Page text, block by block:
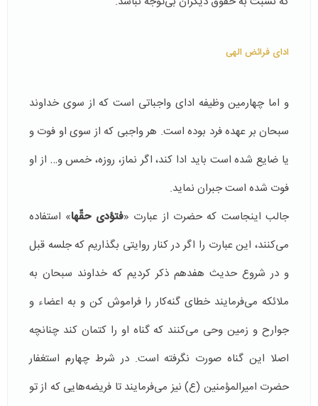
ادای فرائض الهی
و اما چهارمین وظیفه ادای واجباتی است كه از سوی خداوند
سبحان بر عهده فرد بوده است. هر واجبی كه از سوی او فوت و
یا ضایع شده است باید ادا كند، اگر نماز، روزه، خمس و… از او
فوت شده است جبران نماید.
جالب اینجاست كه حضرت از عبارت «فتؤدی حقّها» استفاده
می‌كنند، این عبارت را اگر در كنار روایتی بگذاریم كه جلسه قبل
و در شروع حدیث هفدهم ذكر كردیم كه خداوند سبحان به
ملائكه می‌فرمایند خطای گنه‌كار را فراموش كن و به اعضاء و
جوارح و زمین وحی می‌كنند كه گناه او را كتمان كند چنانچه
اصلا این گناه صورت نگرفته است. در شرط چهارم استغفار
حضرت امیرالمؤمنین (ع) نیز می‌فرمایند تا فریضه‌هایی كه از تو